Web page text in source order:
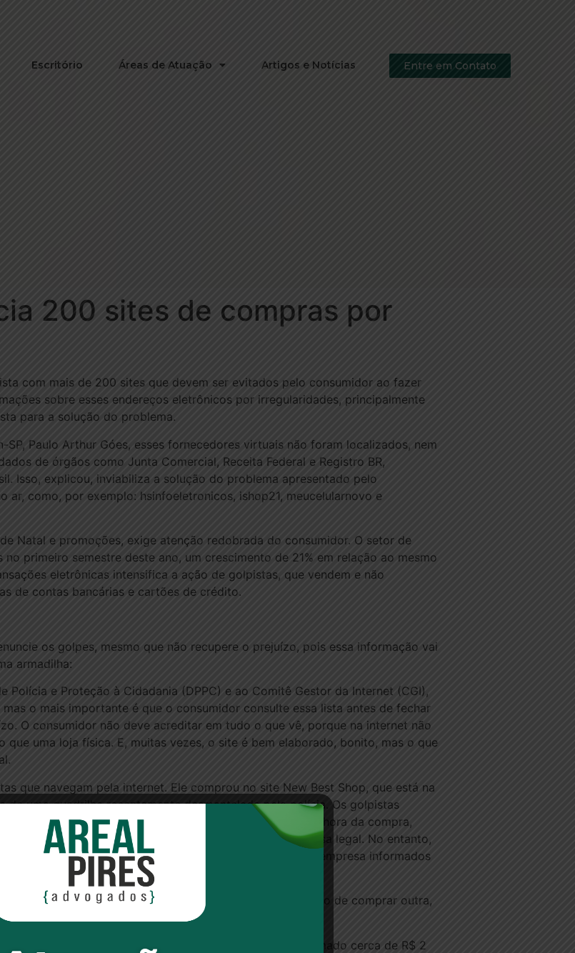
Escritório Áreas de Atuação Artigos e Notícias Entre em Contato
200 sites de compras por
com mais de 200 sites que devem ser evitados pelo consumidor ao fazer
sobre esses endereços eletrônicos por irregularidades, principalmente
para a solução do problema.
Paulo Arthur Góes, esses fornecedores virtuais não foram localizados, nem
de órgãos como Junta Comercial, Receita Federal e Registro BR,
Isso, explicou, inviabiliza a solução do problema apresentado pelo
ar, como, por exemplo: hsinfoeletronicos, ishop21, meucelularnovo e
Natal e promoções, exige atenção redobrada do consumidor. O setor de
primeiro semestre deste ano, um crescimento de 21% em relação ao mesmo
eletrônicas intensifica a ação de golpistas, que vendem e não
de contas bancárias e cartões de crédito.
os golpes, mesmo que não recupere o prejuízo, pois essa informação vai
armadilha:
e Proteção à Cidadania (DPPC) e ao Comitê Gestor da Internet (CGI),
o mais importante é que o consumidor consulte essa lista antes de fechar
O consumidor não deve acreditar em tudo o que vê, porque na internet não
uma loja física. E, muitas vezes, o site é bem elaborado, bonito, mas o que
que navegam pela internet. Ele comprou no site New Best Shop, que está na
uma quadrilha recentemente desmantelada pela polícia. Os golpistas
pagou R$ 719 por uma geladeira que nunca recebeu. Na hora da compra,
site, que agora está fora do ar, parecia o de uma empresa legal. No entanto,
ele começou a ligar para os números de telefones da empresa informados
procurou a polícia.
É um desrespeito. Fiquei sem geladeira e acabei tendo de comprar outra,
as investigações, o grupo agia há dois anos e já havia tomado cerca de R$ 2